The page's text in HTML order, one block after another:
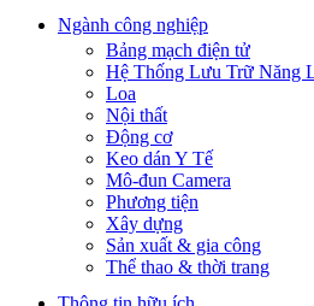
Ngành công nghiệp
Bảng mạch điện tử
Hệ Thống Lưu Trữ Năng
Loa
Nội thất
Động cơ
Keo dán Y Tế
Mô-đun Camera
Phương tiện
Xây dựng
Sản xuất & gia công
Thể thao & thời trang